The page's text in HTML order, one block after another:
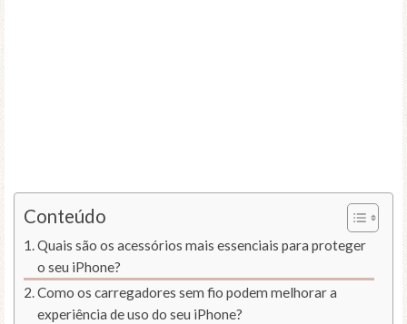
Conteúdo
Quais são os acessórios mais essenciais para proteger
o seu iPhone?
Como os carregadores sem fio podem melhorar a
experiência de uso do seu iPhone?